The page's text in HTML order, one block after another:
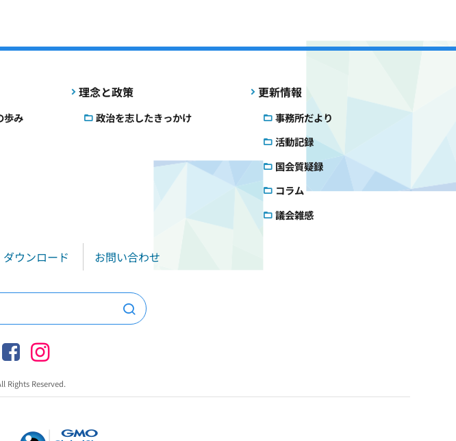
歩み
理念と政策
政治を志したきっかけ
更新情報
事務所だより
活動記録
国会質疑録
コラム
議会雑感
ダウンロード お問い合わせ
検索
Rights Reserved.